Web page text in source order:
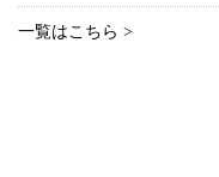
一覧はこちら >